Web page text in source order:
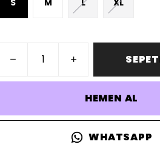
S M L XL
HEMEN AL
WHATSAPP